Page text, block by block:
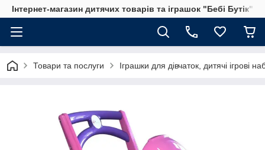
Інтернет-магазин дитячих товарів та іграшок "Бебі Бутік"
Товари та послуги Іграшки для дівчаток, дитячі ігрові